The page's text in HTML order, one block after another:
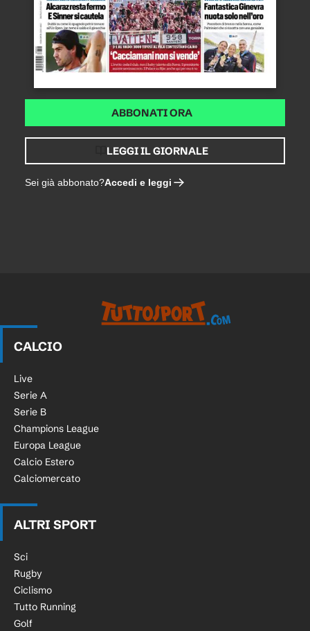
ABBONATI ORA
LEGGI IL GIORNALE
Sei già abbonato?Accedi e leggi
CALCIO
Live
Serie A
Serie B
Champions League
Europa League
Calcio Estero
Calciomercato
ALTRI SPORT
Sci
Rugby
Ciclismo
Tutto Running
Golf